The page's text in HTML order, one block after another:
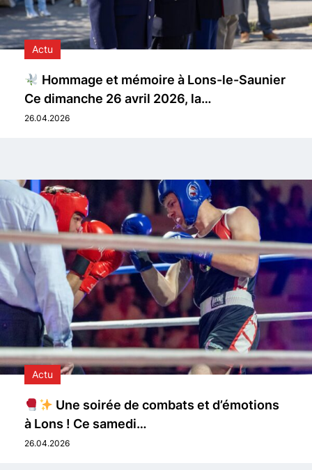
Actu
Hommage et mémoire à Lons-le-Saunier
Ce dimanche 26 avril 2026, la…
26.04.2026
Actu
Une soirée de combats et d’émotions
à Lons ! Ce samedi…
26.04.2026